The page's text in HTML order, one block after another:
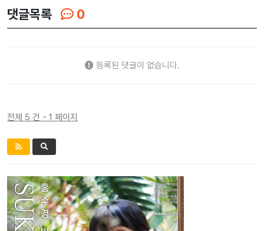
댓글목록 0
등록된 댓글이 없습니다.
전체 5 건 - 1 페이지